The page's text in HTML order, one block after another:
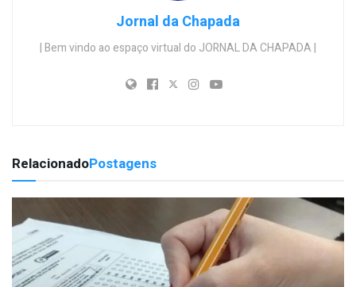
Jornal da Chapada
| Bem vindo ao espaço virtual do JORNAL DA CHAPADA |
RelacionadoPostagens